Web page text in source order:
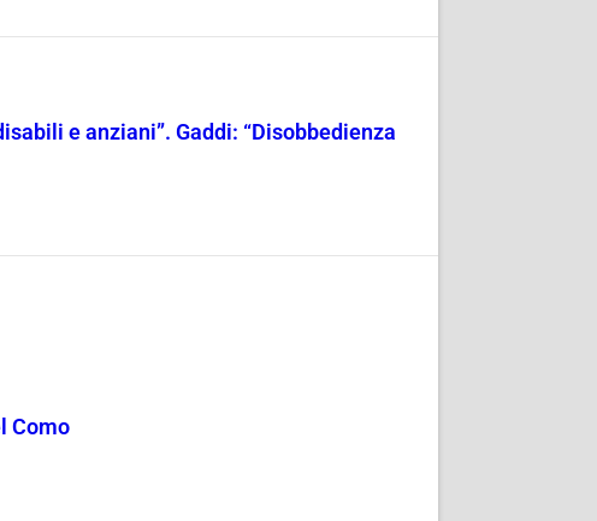
e anziani”. Gaddi: “Disobbedienza
Como